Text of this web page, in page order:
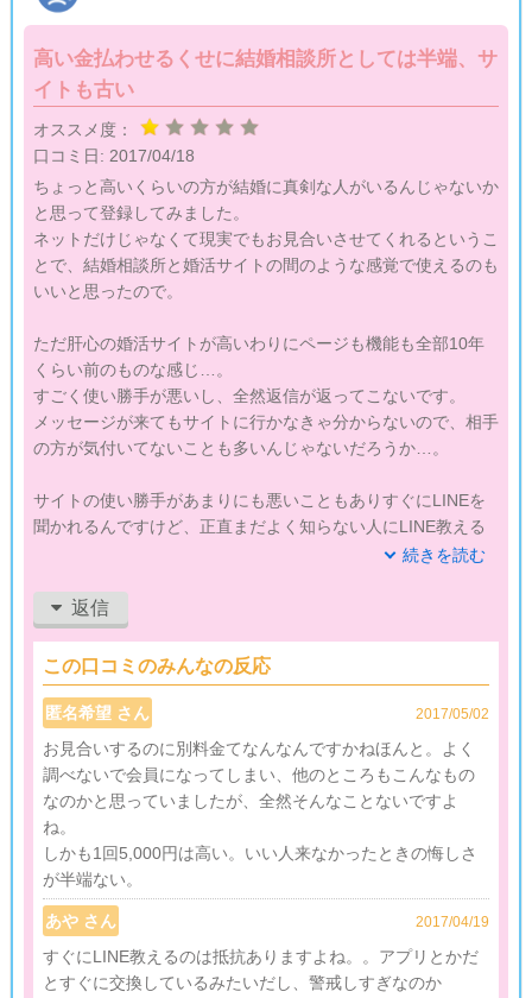
高い金払わせるくせに結婚相談所としては半端、サ
イトも古い
オススメ度：
口コミ日: 2017/04/18
ちょっと高いくらいの方が結婚に真剣な人がいるんじゃないか
と思って登録してみました。
ネットだけじゃなくて現実でもお見合いさせてくれるというこ
とで、結婚相談所と婚活サイトの間のような感覚で使えるのも
いいと思ったので。
ただ肝心の婚活サイトが高いわりにページも機能も全部10年
くらい前のものな感じ…。
すごく使い勝手が悪いし、全然返信が返ってこないです。
メッセージが来てもサイトに行かなきゃ分からないので、相手
の方が気付いてないことも多いんじゃないだろうか…。
サイトの使い勝手があまりにも悪いこともありすぐにLINEを
聞かれるんですけど、正直まだよく知らない人にLINE教える
で完結させたかったです。
チャットもあるにはあるけど古代遺跡みたいな感じ。全然使い
物になりません。
結婚相談所的な役割もあるにはありますが、高い会費払ってる
のにそこからお見合いする為には更に1回5000円必要。
普通のネット専門の婚活サイトか、結婚相談所か、どちらかに
絞って登録した方が絶対安く済むし成婚に近いと思います。
最初から引っかかってたところなんですが、やたら「リーズナ
ブル」って押してますけど全然そんなことない…。
「ちょっとお高めでも効果が出ます」って言わなきゃいけない
レベルの値段だと思います。
婚活サイトとしても結婚相談所としてもすごく中途半端だと思
いました。6ヵ月払いとかにしなくてよかったです。
続きを読む
返信
この口コミのみんなの反応
匿名希望 さん 2017/05/02
お見合いするのに別料金てなんなんですかねほんと。よく
調べないで会員になってしまい、他のところもこんなもの
なのかと思っていましたが、全然そんなことないですよ
ね。
しかも1回5,000円は高い。いい人来なかったときの悔しさ
が半端ない。
あや さん 2017/04/19
すぐにLINE教えるのは抵抗ありますよね。。アプリとかだ
とすぐに交換しているみたいだし、警戒しすぎなのか